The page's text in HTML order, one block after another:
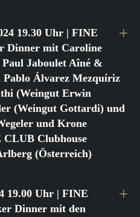
19.30 Uhr | FINE
Dinner mit Caroline
Jaboulet Aîné &
Pablo Álvarez Mezquíriz
(Weingut Erwin
(Weingut Gottardi) und
und Krone
CLUB Clubhouse
(Österreich)
19.00 Uhr | FINE
Dinner mit den